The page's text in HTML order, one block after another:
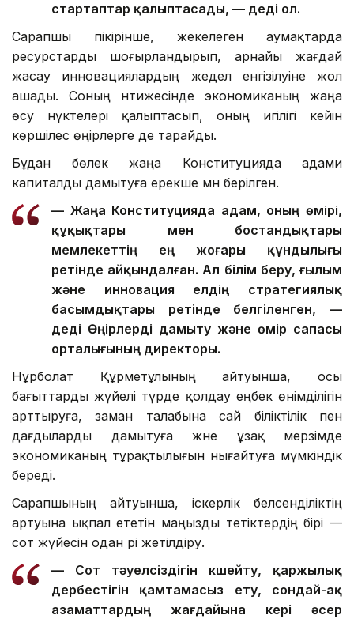
стартаптар қалыптасады, — деді ол.
Сарапшы пікірінше, жекелеген аумақтарда
ресурстарды шоғырландырып, арнайы жағдай
жасау инновациялардың жедел енгізілуіне жол
ашады. Соның нәтижесінде экономиканың жаңа
өсу нүктелері қалыптасып, оның игілігі кейін
көршілес өңірлерге де тарайды.
Бұдан бөлек жаңа Конституцияда адами
капиталды дамытуға ерекше мән берілген.
— Жаңа Конституцияда адам, оның өмірі,
құқықтары мен бостандықтары
мемлекеттің ең жоғары құндылығы
ретінде айқындалған. Ал білім беру, ғылым
және инновация елдің стратегиялық
басымдықтары ретінде белгіленген, —
деді Өңірлерді дамыту және өмір сапасы
орталығының директоры.
Нұрболат Құрметұлының айтуынша, осы
бағыттарды жүйелі түрде қолдау еңбек өнімділігін
арттыруға, заман талабына сай біліктілік пен
дағдыларды дамытуға және ұзақ мерзімде
экономиканың тұрақтылығын нығайтуға мүмкіндік
береді.
Сарапшының айтуынша, іскерлік белсенділіктің
артуына ықпал ететін маңызды тетіктердің бірі —
сот жүйесін одан әрі жетілдіру.
— Сот тәуелсіздігін күшейту, қаржылық
дербестігін қамтамасыз ету, сондай-ақ
азаматтардың жағдайына кері әсер